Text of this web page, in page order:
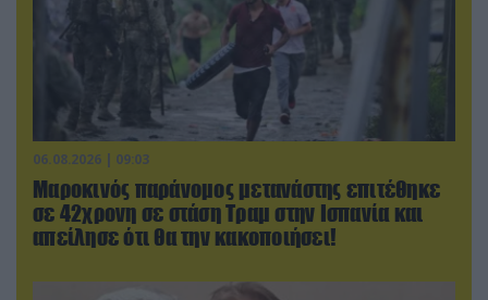
06.08.2026 | 09:03
Μαροκινός παράνομος μετανάστης επιτέθηκε
σε 42χρονη σε στάση Τραμ στην Ισπανία και
απείλησε ότι θα την κακοποιήσει!